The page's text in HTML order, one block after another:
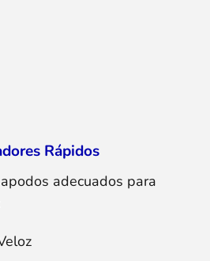
Rápidos
adecuados para